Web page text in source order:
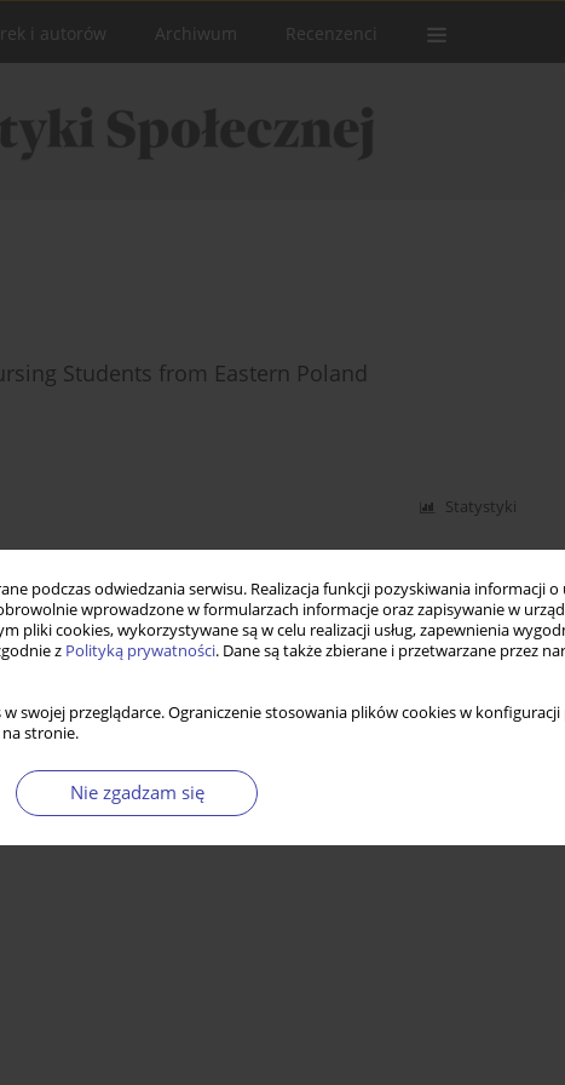
podczas odwiedzania serwisu. Realizacja funkcji pozyskiwania informacji
wprowadzone w formularzach informacje oraz zapisywanie w
pliki cookies, wykorzystywane są w celu realizacji usług, zapewnienia
z Polityką prywatności. Dane są także zbierane i przetwarzane przez
swojej przeglądarce. Ograniczenie stosowania plików cookies w
stronie.
Nie zgadzam się
i autorów Archiwum Recenzenci
Students from Eastern Poland
Statystyki